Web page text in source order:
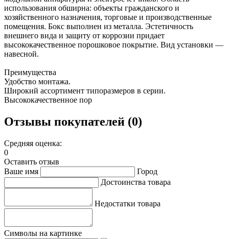
использования обширна: объекты гражданского и
хозяйственного назначения, торговые и производственные
помещения. Бокс выполнен из металла. Эстетичность
внешнего вида и защиту от коррозии придает
высококачественное порошковое покрытие. Вид установки —
навесной.
Преимущества
Удобство монтажа.
Широкий ассортимент типоразмеров в серии.
Высококачественное пор
Отзывы покупателей (0)
Средняя оценка:
0
Оставить отзыв
Ваше имя
Город
Достоинства товара
Недостатки товара
Символы на картинке